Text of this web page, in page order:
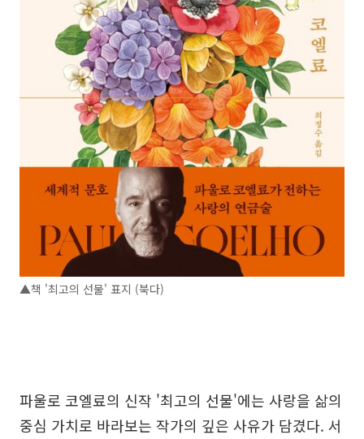
▲책 '최고의 선물' 표지 (북다)
파울로 코엘료의 신작 '최고의 선물'에는 사랑을 삶의
중심 가치로 바라보는 작가의 깊은 사유가 담겼다. 서